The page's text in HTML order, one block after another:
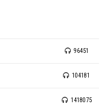
96451
104181
1418075